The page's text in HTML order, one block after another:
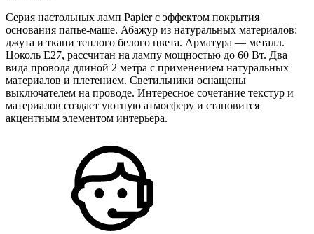
Серия настольных ламп Papier с эффектом покрытия
основания папье-маше. Абажур из натуральных материалов:
джута и ткани теплого белого цвета. Арматура — металл.
Цоколь E27, рассчитан на лампу мощностью до 60 Вт. Два
вида провода длиной 2 метра с применением натуральных
материалов и плетением. Светильники оснащены
выключателем на проводе. Интересное сочетание текстур и
материалов создает уютную атмосферу и становится
акцентным элементом интерьера.